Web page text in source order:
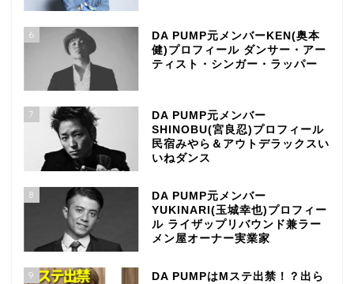
6
DA PUMP元メンバーKEN(奥本
健)プロフィール ダンサー・アー
ティスト・シンガー・ラッパー
7
DA PUMP元メンバー
SHINOBU(宮良忍)プロフィール
民宿みやら＆アウトデラックスい
いねダンス
8
DA PUMP元メンバー
YUKINARI(玉城幸也)プロフィー
ル ライザップリバウンド兼ラー
メン屋オーナー実業家
9
DA PUMPはMステ出禁！？出ら